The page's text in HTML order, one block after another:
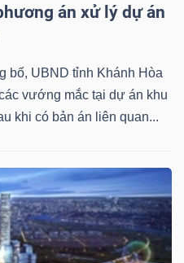
án xử lý dự án
bố, UBND tỉnh Khánh Hòa
vướng mắc tại dự án khu
khi có bản án liên quan...